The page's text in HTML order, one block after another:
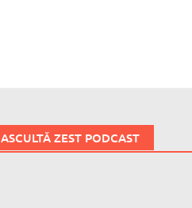
ASCULTĂ ZEST PODCAST